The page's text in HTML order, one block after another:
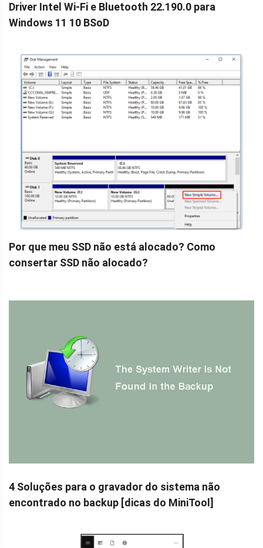
Driver Intel Wi-Fi e Bluetooth 22.190.0 para
Windows 11 10 BSoD
Por que meu SSD não está alocado? Como
consertar SSD não alocado?
4 Soluções para o gravador do sistema não
encontrado no backup [dicas do MiniTool]